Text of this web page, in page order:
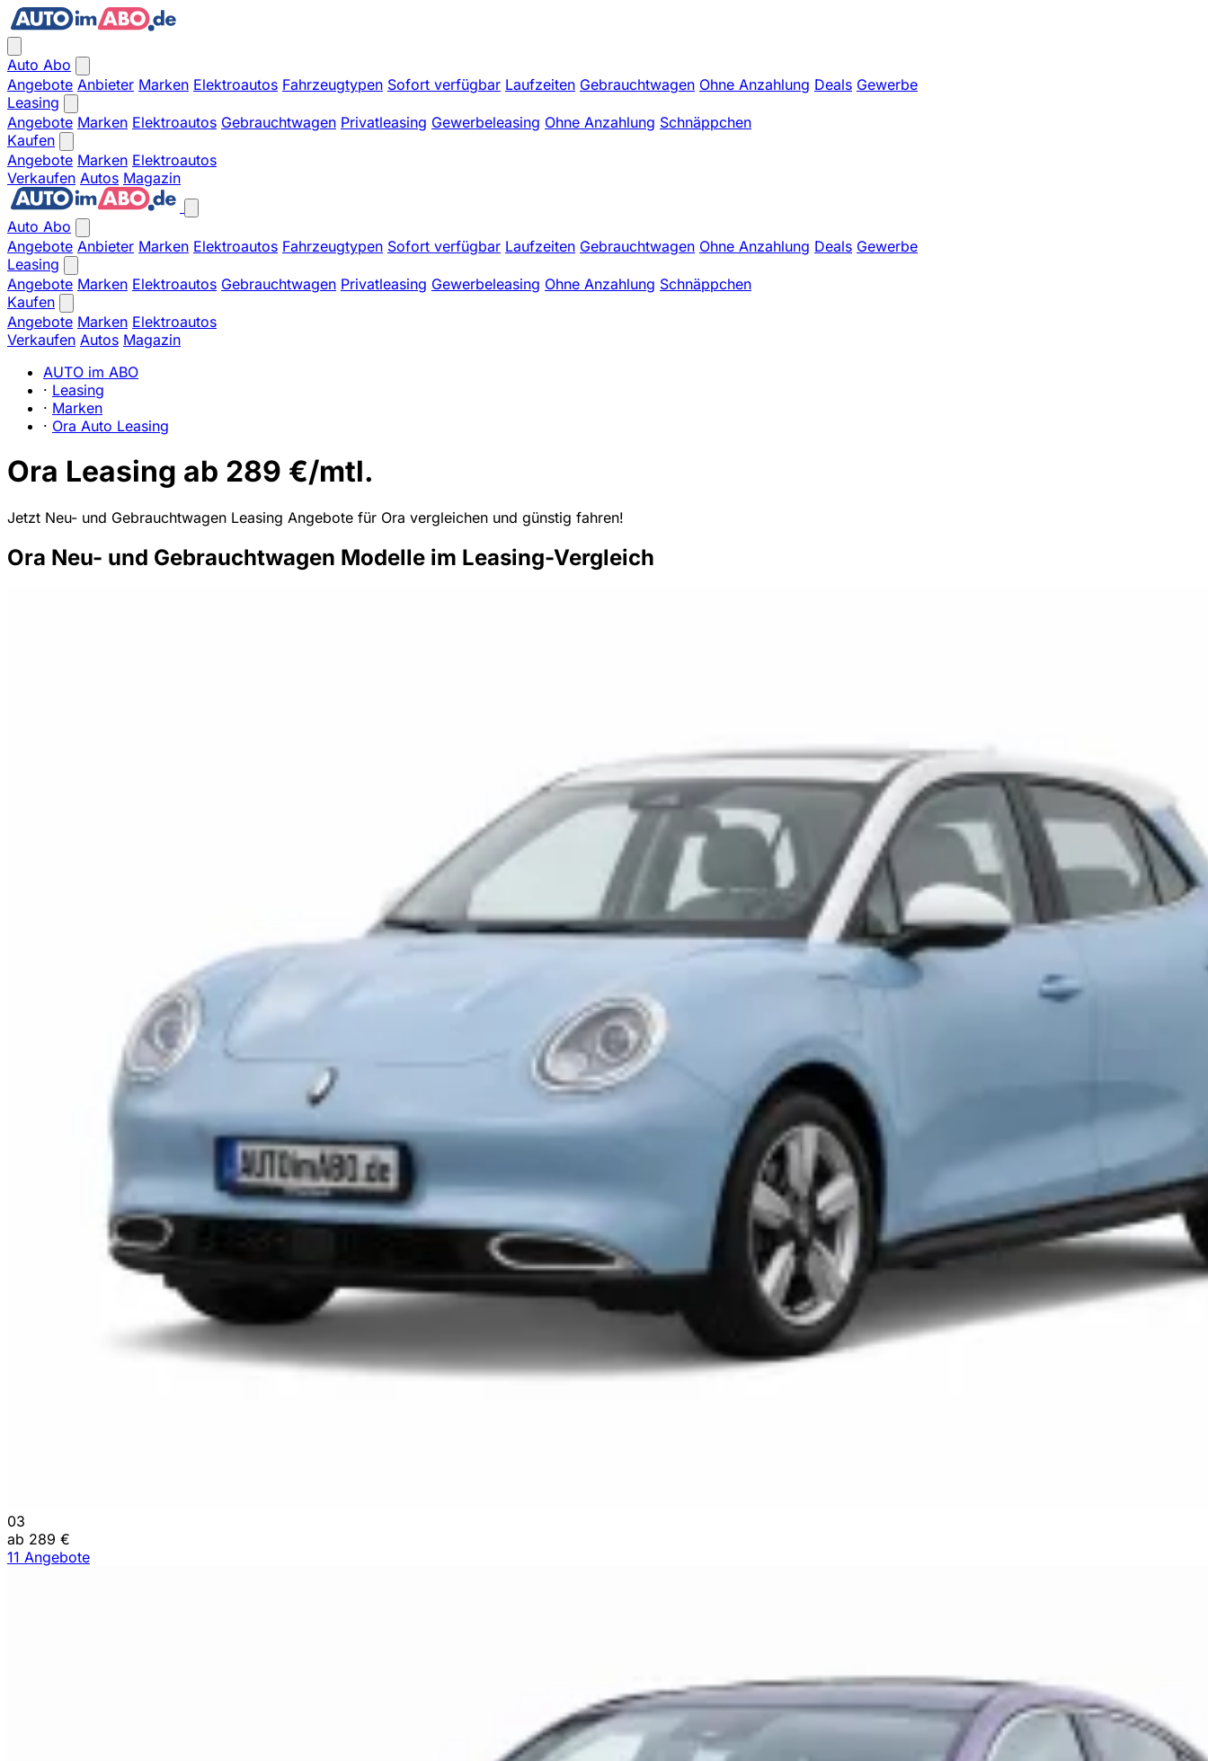
Auto Abo
Angebote Anbieter Marken Elektroautos Fahrzeugtypen Sofort verfügbar Laufzeiten Gebrauchtwagen Ohne Anzahlung Deals Gewerbe
Leasing
Angebote Marken Elektroautos Gebrauchtwagen Privatleasing Gewerbeleasing Ohne Anzahlung Schnäppchen
Kaufen
Angebote Marken Elektroautos
Verkaufen Autos Magazin
Auto Abo
Angebote Anbieter Marken Elektroautos Fahrzeugtypen Sofort verfügbar Laufzeiten Gebrauchtwagen Ohne Anzahlung Deals Gewerbe
Leasing
Angebote Marken Elektroautos Gebrauchtwagen Privatleasing Gewerbeleasing Ohne Anzahlung Schnäppchen
Kaufen
Angebote Marken Elektroautos
Verkaufen Autos Magazin
AUTO im ABO
· Leasing
· Marken
· Ora Auto Leasing
Ora Leasing ab 289 €/mtl.
Jetzt Neu- und Gebrauchtwagen Leasing Angebote für Ora vergleichen und günstig fahren!
Ora Neu- und Gebrauchtwagen Modelle im Leasing-Vergleich
03
ab 289 €
11 Angebote